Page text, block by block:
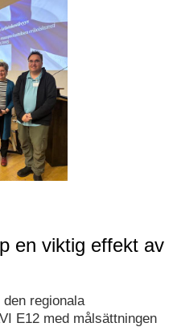
en viktig effekt av
regionala
E12 med målsättningen